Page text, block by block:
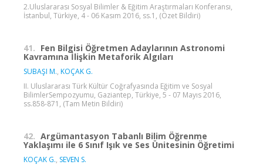
2.Uluslararası Sosyal Bilimler & Eğitim Araştırmaları Konferansı,
İstanbul, Türkiye, 4 - 06 Kasım 2016, ss.1, (Özet Bildiri)
41. Fen Bilgisi Öğretmen Adaylarının Astronomi
Kavramına İlişkin Metaforik Algıları
SUBAŞI M., KOÇAK G.
II. Uluslararası Türk Kültür Coğrafyasında Eğitim ve Sosyal
BilimlerSempozyumu, Gaziantep, Türkiye, 5 - 07 Mayıs 2016,
ss.858-871, (Tam Metin Bildiri)
42. Argümantasyon Tabanlı Bilim Öğrenme
Yaklaşımı ile 6 Sınıf Işık ve Ses Ünitesinin Öğretimi
KOÇAK G., SEVEN S.